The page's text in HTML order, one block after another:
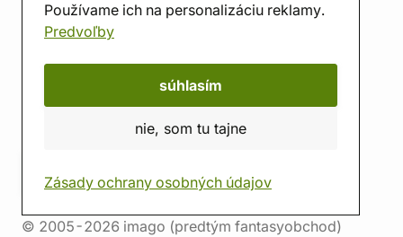
Používame ich na personalizáciu reklamy.
Predvoľby
súhlasím
nie, som tu tajne
Zásady ochrany osobných údajov
O nás
Hodnotenie obchodu
© 2005-2026 imago (predtým fantasyobchod)